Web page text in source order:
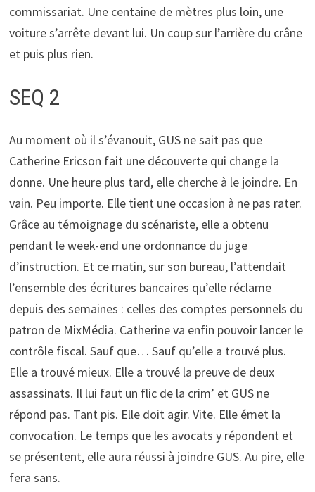
commissariat. Une centaine de mètres plus loin, une
voiture s’arrête devant lui. Un coup sur l’arrière du crâne
et puis plus rien.
SEQ 2
Au moment où il s’évanouit, GUS ne sait pas que
Catherine Ericson fait une découverte qui change la
donne. Une heure plus tard, elle cherche à le joindre. En
vain. Peu importe. Elle tient une occasion à ne pas rater.
Grâce au témoignage du scénariste, elle a obtenu
pendant le week-end une ordonnance du juge
d’instruction. Et ce matin, sur son bureau, l’attendait
l’ensemble des écritures bancaires qu’elle réclame
depuis des semaines : celles des comptes personnels du
patron de MixMédia. Catherine va enfin pouvoir lancer le
contrôle fiscal. Sauf que… Sauf qu’elle a trouvé plus.
Elle a trouvé mieux. Elle a trouvé la preuve de deux
assassinats. Il lui faut un flic de la crim’ et GUS ne
répond pas. Tant pis. Elle doit agir. Vite. Elle émet la
convocation. Le temps que les avocats y répondent et
se présentent, elle aura réussi à joindre GUS. Au pire, elle
fera sans.